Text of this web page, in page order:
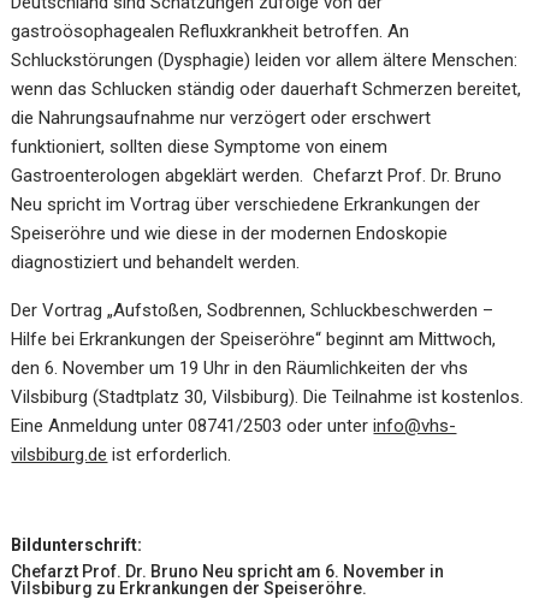
gastroösophagealen Refluxkrankheit betroffen. An
Schluckstörungen (Dysphagie) leiden vor allem ältere Menschen:
wenn das Schlucken ständig oder dauerhaft Schmerzen bereitet,
die Nahrungsaufnahme nur verzögert oder erschwert
funktioniert, sollten diese Symptome von einem
Gastroenterologen abgeklärt werden. Chefarzt Prof. Dr. Bruno
Neu spricht im Vortrag über verschiedene Erkrankungen der
Speiseröhre und wie diese in der modernen Endoskopie
diagnostiziert und behandelt werden.
Der Vortrag „Aufstoßen, Sodbrennen, Schluckbeschwerden –
Hilfe bei Erkrankungen der Speiseröhre“ beginnt am Mittwoch,
den 6. November um 19 Uhr in den Räumlichkeiten der vhs
Vilsbiburg (Stadtplatz 30, Vilsbiburg). Die Teilnahme ist kostenlos.
Eine Anmeldung unter 08741/2503 oder unterinfo@vhs-
vilsbiburg.de ist erforderlich.
Bildunterschrift:
Chefarzt Prof. Dr. Bruno Neu spricht am 6. November in
Vilsbiburg zu Erkrankungen der Speiseröhre.